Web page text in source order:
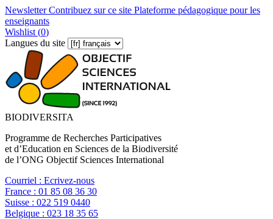
NewsletterContribuez sur ce site Plateforme pédagogique pour les
enseignants
Wishlist (0)
Langues du site
BIODIVERSITA
Programme de Recherches Participatives
et d’Education en Sciences de la Biodiversité
de l’ONG Objectif Sciences International
Courriel : Ecrivez-nous
France : 01 85 08 36 30
Suisse : 022 519 0440
Belgique : 023 18 35 65